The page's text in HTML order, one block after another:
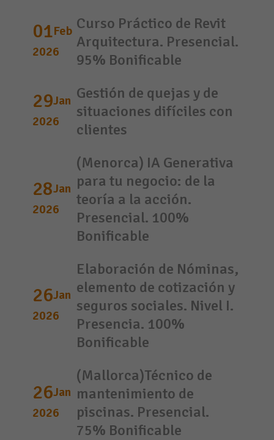
01Feb
2026
Curso Práctico de Revit
Arquitectura. Presencial.
95% Bonificable
29Jan
2026
Gestión de quejas y de
situaciones difíciles con
clientes
28Jan
2026
(Menorca) IA Generativa
para tu negocio: de la
teoría a la acción.
Presencial. 100%
Bonificable
26Jan
2026
Elaboración de Nóminas,
elemento de cotización y
seguros sociales. Nivel I.
Presencia. 100%
Bonificable
26Jan
2026
(Mallorca)Técnico de
mantenimiento de
piscinas. Presencial.
75% Bonificable